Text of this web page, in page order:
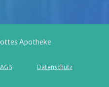
Apotheke
Datenschutz